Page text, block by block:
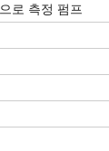
로 측정 펌프